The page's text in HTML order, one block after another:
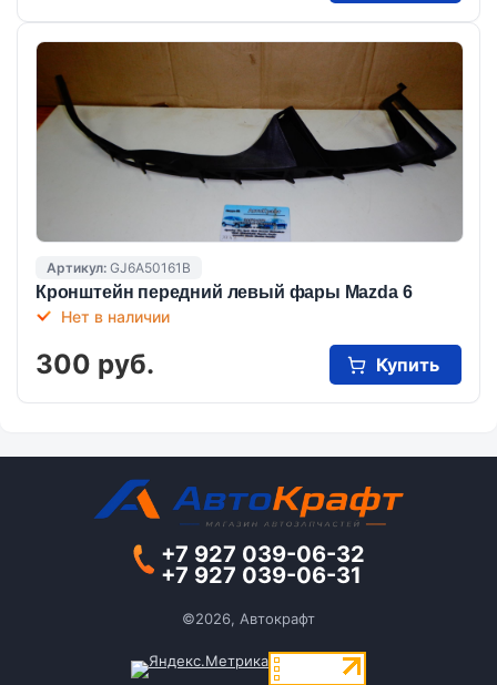
Артикул: GJ6A50161B
Кронштейн передний левый фары Mazda 6
Нет в наличии
300 руб. Купить
+7 927 039-06-32
+7 927 039-06-31
©2026, Автокрафт